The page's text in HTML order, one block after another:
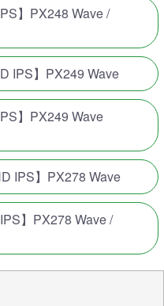
】PX248 Wave /
IPS】PX249 Wave
】PX249 Wave
IPS】PX278 Wave
】PX278 Wave /